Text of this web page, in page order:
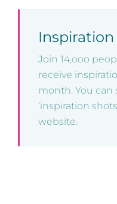
Join 14,ooo
receive
month. You can
‘inspiration
website.